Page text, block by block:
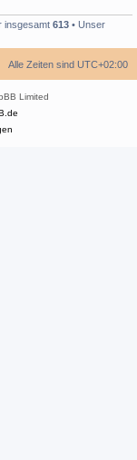
insgesamt 613 • Unser
Alle Zeiten sind UTC+02:00
Limited